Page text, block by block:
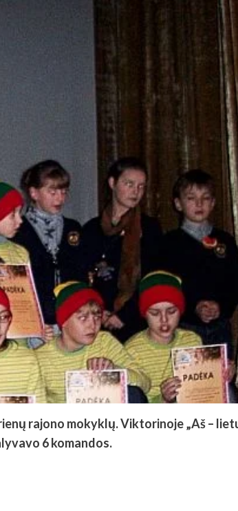
rajono mokyklų. Viktorinoje „Aš –
6 komandos.